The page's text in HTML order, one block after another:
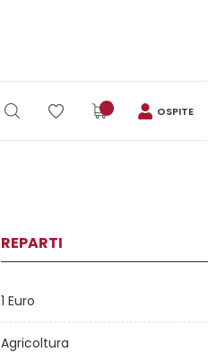
OSPITE
REPARTI
1 Euro
Agricoltura